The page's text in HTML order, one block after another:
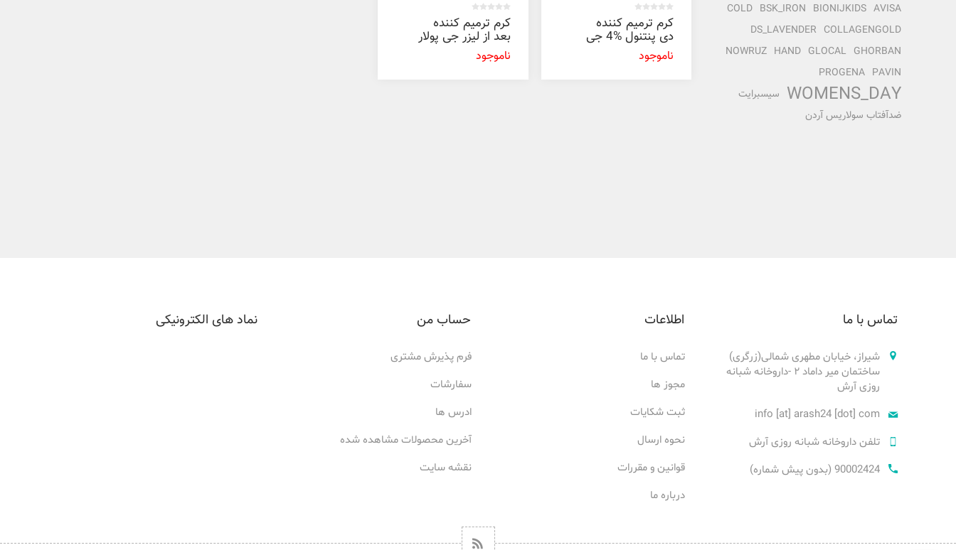
کرم ترمیم کننده
دی پنتنول %4 جی
پولار
ناموجود
کرم ترمیم کننده
بعد از لیزر جی پولار
30 میل
ناموجود
AVISA
BIONIJKIDS
BSK_IRON
COLD
COLLAGENGOLD
DS_LAVENDER
GHORBAN
GLOCAL
HAND
NOWRUZ
PAVIN
PROGENA
WOMENS_DAY سیسبرایت
ضدآفتاب سولاریس آردن
تماس با ما
شیراز، خیابان مطهری شمالی(زرگری)
ساختمان میر داماد ۲ -داروخانه شبانه
روزی آرش
info [at] arash24 [dot] com
تلفن داروخانه شبانه روزی آرش
90002424 (بدون پیش شماره)
اطلاعات
تماس با ما
مجوز ها
ثبت شکایات
نحوه ارسال
قوانین و مقررات
درباره ما
حساب من
فرم پذیرش مشتری
سفارشات
ادرس ها
آخرین محصولات مشاهده شده
نقشه سایت
نماد های الکترونیکی